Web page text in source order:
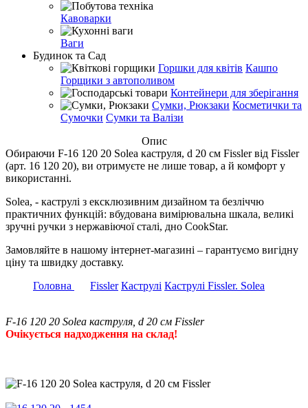
Кавоварки
Ваги
Будинок та Сад
Горшки для квітів Кашпо
Горщики з автополивом
Контейнери для зберігання
Сумки, Рюкзаки Косметички та
Сумочки Сумки та Валізи
Опис
Обираючи F-16 120 20 Solea каструля, d 20 см Fissler від Fissler
(арт. 16 120 20), ви отримуєте не лише товар, а й комфорт у
використанні.
Solea, - каструлі з ексклюзивним дизайном та безліччю
практичних функцій: вбудована вимірювальна шкала, великі
зручні ручки з нержавіючої сталі, дно CookStar.
Замовляйте в нашому інтернет-магазині – гарантуємо вигідну
ціну та швидку доставку.
Головна
Fissler Каструлі Каструлі Fissler. Solea
F-16 120 20 Solea каструля, d 20 см Fissler
Очікується надходження на склад!